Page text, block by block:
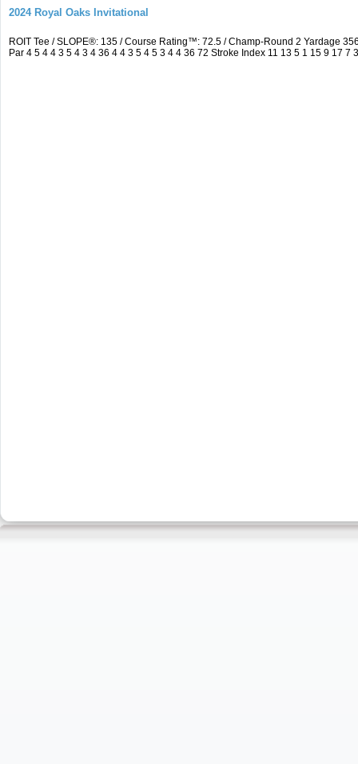
2024 Royal Oaks Invitational
ROIT Tee / SLOPE®: 135 / Course Rating™: 72.5 / Champ-Round 2 Yardage
Par 4 5 4 4 3 5 4 3 4 36 4 4 3 5 4 5 3 4 4 36 72 Stroke Index 11 13 5 1 15 9 17 7